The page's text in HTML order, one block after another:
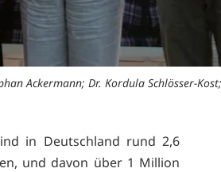
Ackermann; Dr. Kordula Schlösser-
in Deutschland rund 2,6
und davon über 1 Million